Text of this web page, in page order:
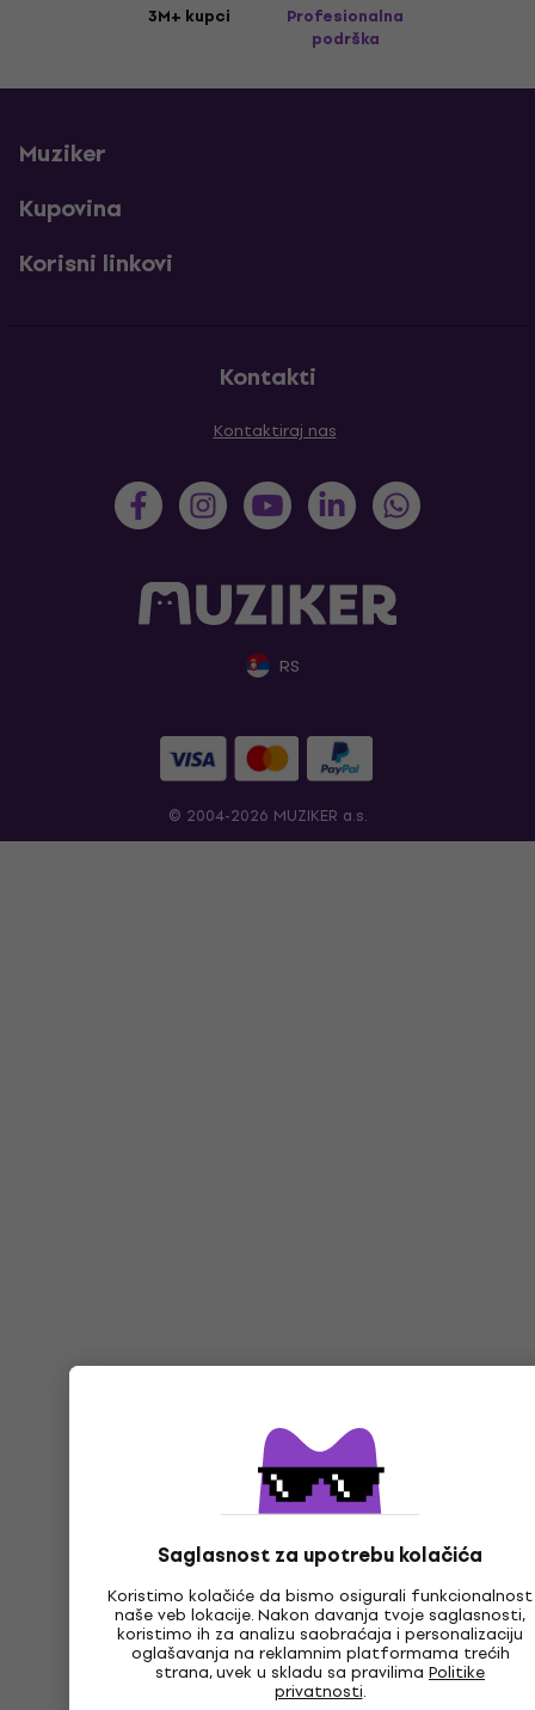
Saglasnost za upotrebu kolačića
Koristimo kolačiće da bismo osigurali funkcionalnost
naše veb lokacije. Nakon davanja tvoje saglasnosti,
koristimo ih za analizu saobraćaja i personalizaciju
oglašavanja na reklamnim platformama trećih
strana, uvek u skladu sa pravilima Politike
privatnosti.
3M+ kupci
Profesionalna
podrška
Muziker
Kupovina
Korisni linkovi
Kontakti
Kontaktiraj nas
RS
© 2004-2026 MUZIKER a.s.